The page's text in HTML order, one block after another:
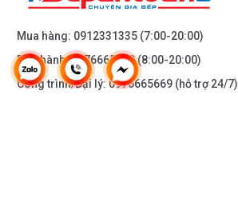
Mua hàng: 0912331335 (7:00-20:00)
Bảo hành:0976665669(8:00-20:00)
Công trình/Đại lý:0976665669 (hỗ trợ 24/7)